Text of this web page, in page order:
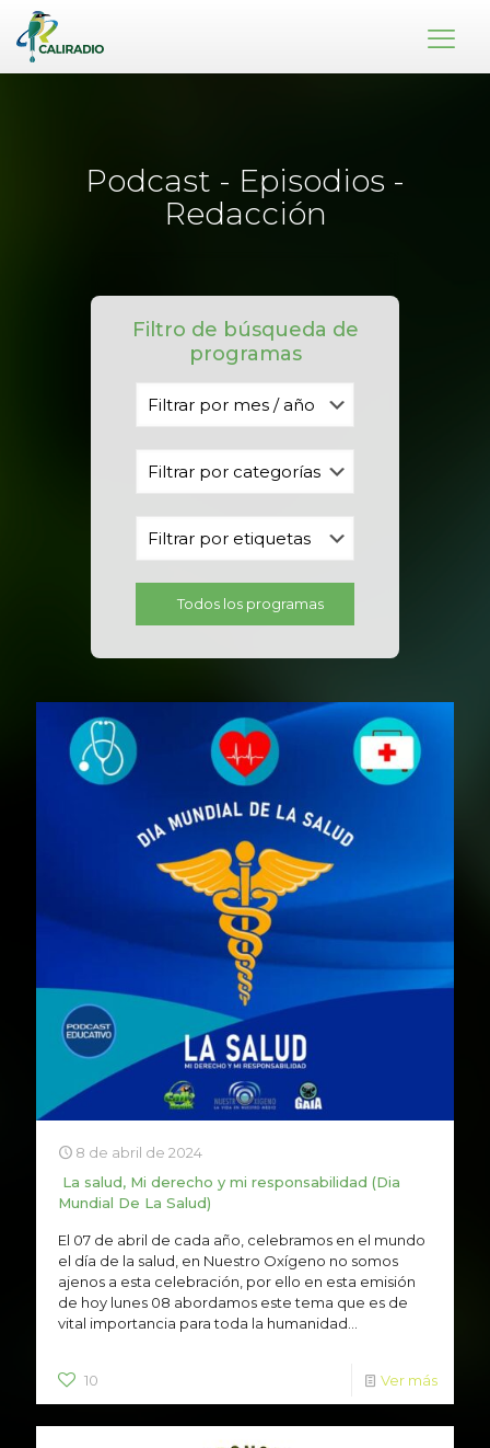
Podcast - Episodios -
Redacción
Filtro de búsqueda de
programas
Todos los programas
8 de abril de 2024
La salud, Mi derecho y mi responsabilidad (Dia
Mundial De La Salud)
El 07 de abril de cada año, celebramos en el mundo
el día de la salud, en Nuestro Oxígeno no somos
ajenos a esta celebración, por ello en esta emisión
de hoy lunes 08 abordamos este tema que es de
vital importancia para toda la humanidad...
10 Ver más